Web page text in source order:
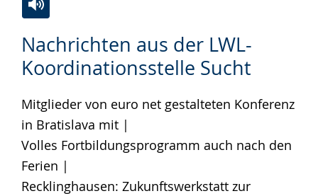
Nachrichten aus der LWL-
Koordinationsstelle Sucht
Mitglieder von euro net gestalteten Konferenz
in Bratislava mit |
Volles Fortbildungsprogramm auch nach den
Ferien |
Recklinghausen: Zukunftswerkstatt zur
Leichten
Sprache
Audio-
Unterstützung.
Video
in
Gebärdensprache
wird
angezeigt.